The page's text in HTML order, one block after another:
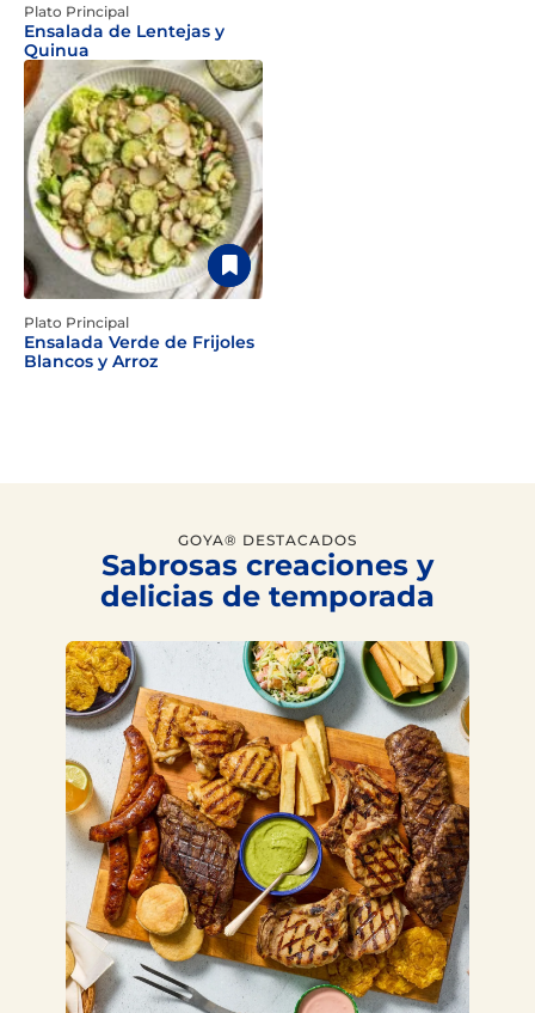
Plato Principal
Ensalada de Lentejas y
Quinua
Plato Principal
Ensalada Verde de Frijoles
Blancos y Arroz
GOYA® DESTACADOS
Sabrosas creaciones y
delicias de temporada